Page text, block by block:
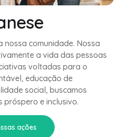
nossa comunidade. Nossa
a vida das pessoas
voltadas para o
educação de
social, buscamos
próspero e inclusivo.
ações